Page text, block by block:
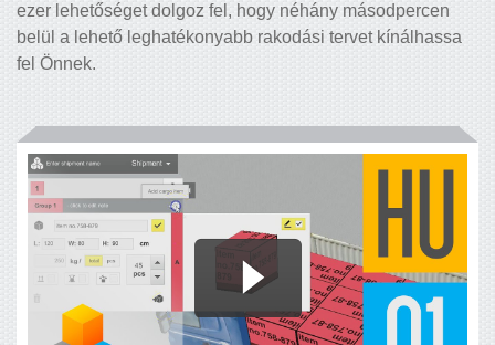
ezer lehetőséget dolgoz fel, hogy néhány másodpercen
belül a lehető leghatékonyabb rakodási tervet kínálhassa
fel Önnek.